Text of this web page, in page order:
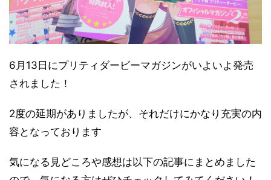
6月13日にプリティダービーマガジンがいよいよ発売
されました！
2度の延期がありましたが、それだけにかなり充実の内
容となっております
気になる見どころや感想は以下の記事にまとめました